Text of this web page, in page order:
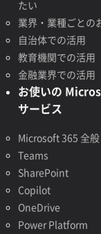
たい
業界・業種ごとの
自治体での活用
教育機関での活用
金融業界での活用
お使いの
サービス
Microsoft 365 全般
Teams
SharePoint
Copilot
OneDrive
Power Platform